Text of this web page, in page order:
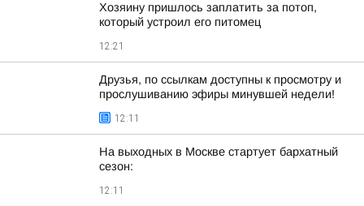
Хозяину пришлось заплатить за потоп,
который устроил его питомец
12:21
Друзья, по ссылкам доступны к просмотру и
прослушиванию эфиры минувшей недели!
12:11
На выходных в Москве стартует бархатный
сезон:
12:11